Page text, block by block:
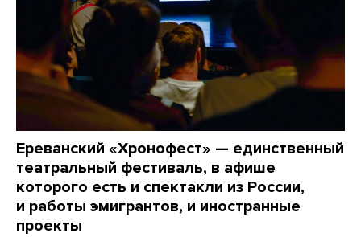
Ереванский «Хронофест» — единственный
театральный фестиваль, в афише
которого есть и спектакли из России,
и работы эмигрантов, и иностранные
проекты